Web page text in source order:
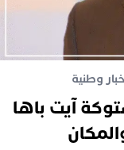
وطنية
آيت باها